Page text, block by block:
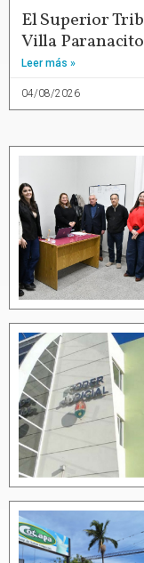
El Superior
Villa
Leer más »
04/08/2026